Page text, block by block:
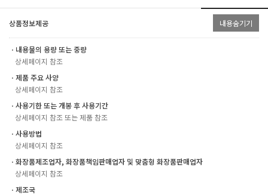
상품정보제공 내용숨기기
ㆍ내용물의 용량 또는 중량
상세페이지 참조
ㆍ제품 주요 사양
상세페이지 참조
ㆍ사용기한 또는 개봉 후 사용기간
상세페이지 참조 또는 제품 참조
ㆍ사용방법
상세페이지 참조
ㆍ화장품제조업자, 화장품책임판매업자 및 맞춤형 화장품판매업자
상세페이지 참조
ㆍ제조국